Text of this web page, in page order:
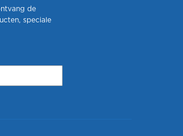
de
speciale